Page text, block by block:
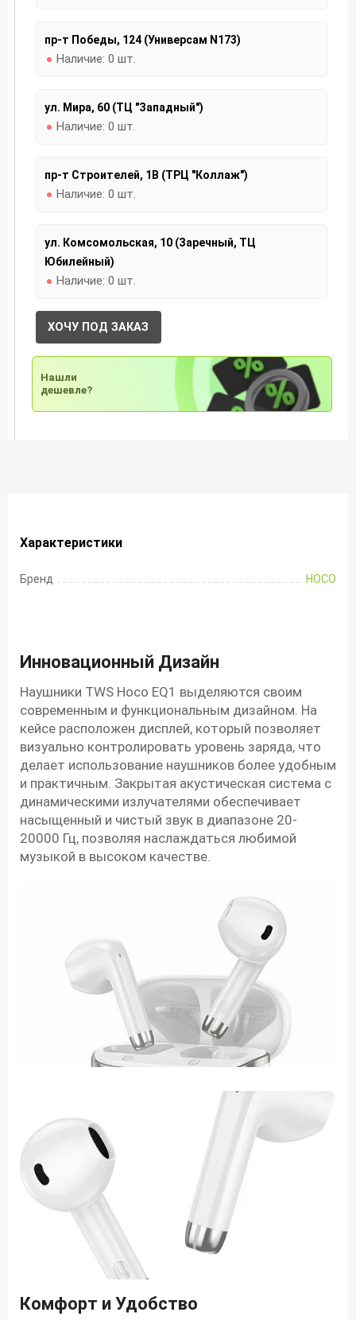
пр-т Победы, 124 (Универсам N173)
Наличие: 0 шт.
ул. Мира, 60 (ТЦ "Западный")
Наличие: 0 шт.
пр-т Строителей, 1В (ТРЦ "Коллаж")
Наличие: 0 шт.
ул. Комсомольская, 10 (Заречный, ТЦ
Юбилейный)
Наличие: 0 шт.
ХОЧУ ПОД ЗАКАЗ
Нашли
дешевле?
Характеристики
Бренд HOCO
Инновационный Дизайн
Наушники TWS Hoco EQ1 выделяются своим
современным и функциональным дизайном. На
кейсе расположен дисплей, который позволяет
визуально контролировать уровень заряда, что
делает использование наушников более удобным
и практичным. Закрытая акустическая система с
динамическими излучателями обеспечивает
насыщенный и чистый звук в диапазоне 20-
20000 Гц, позволяя наслаждаться любимой
музыкой в высоком качестве.
Комфорт и Удобство